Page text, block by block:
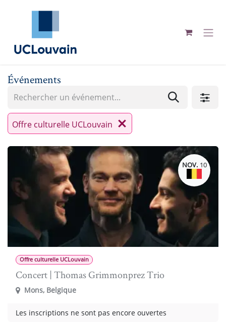
Se rendre au contenu
Événements
Offre culturelle UCLouvain
NOV. 10
Offre culturelle UCLouvain
Concert | Thomas Grimmonprez Trio
Mons, Belgique
Les inscriptions ne sont pas encore ouvertes